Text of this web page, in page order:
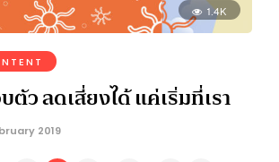
1.4K
ตัว ลดเสี่ยงได้ แค่เริ่มที่เรา
2019